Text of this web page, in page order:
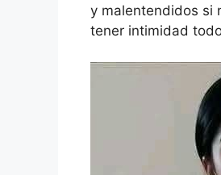
y malentendidos si
tener intimidad